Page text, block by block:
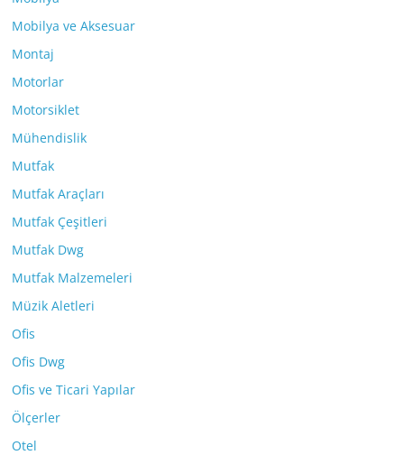
Mobilya ve Aksesuar
Montaj
Motorlar
Motorsiklet
Mühendislik
Mutfak
Mutfak Araçları
Mutfak Çeşitleri
Mutfak Dwg
Mutfak Malzemeleri
Müzik Aletleri
Ofis
Ofis Dwg
Ofis ve Ticari Yapılar
Ölçerler
Otel